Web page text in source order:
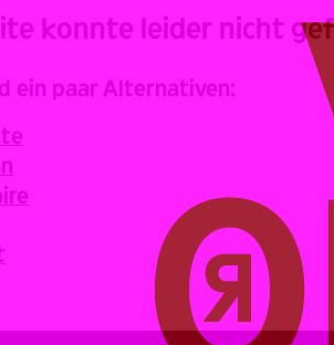
konnte leider nicht
ein paar Alternativen: